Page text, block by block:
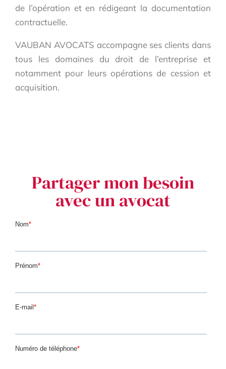
de l’opération et en rédigeant la documentation
contractuelle.
VAUBAN AVOCATS accompagne ses clients dans
tous les domaines du droit de l’entreprise et
notamment pour leurs opérations de cession et
acquisition.
Partager mon besoin
avec un avocat